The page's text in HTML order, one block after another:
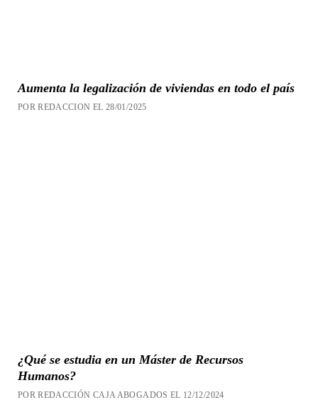
Aumenta la legalización de viviendas en todo el país
POR REDACCION EL 28/01/2025
¿Qué se estudia en un Máster de Recursos
Humanos?
POR REDACCIÓN CAJA ABOGADOS EL 12/12/2024